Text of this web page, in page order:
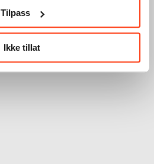
Tilpass
Ikke tillat